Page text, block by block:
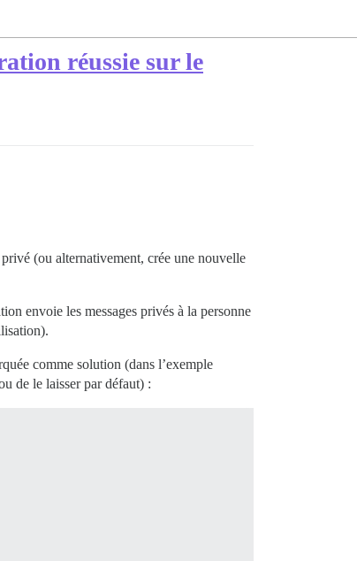
réussie sur le
(ou alternativement, crée une nouvelle
envoie les messages privés à la personne
comme solution (dans l’exemple
de le laisser par défaut) :